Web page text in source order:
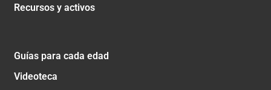
Recursos y activos
Guías para cada edad
Videoteca